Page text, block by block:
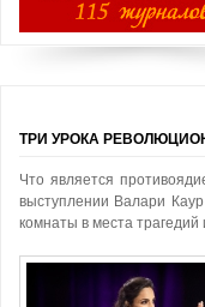
ТРИ УРОКА
Что является
выступлении Валари
комнаты в места